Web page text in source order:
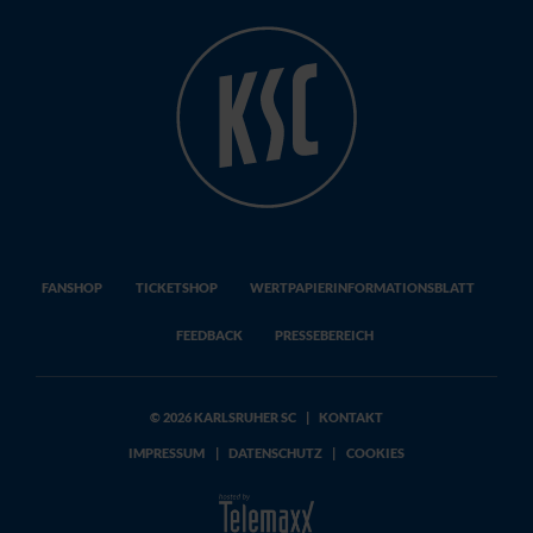
FANSHOP TICKETSHOP WERTPAPIERINFORMATIONSBLATT
FEEDBACK PRESSEBEREICH
© 2026 KARLSRUHER SC KONTAKT
IMPRESSUM | DATENSCHUTZ | COOKIES